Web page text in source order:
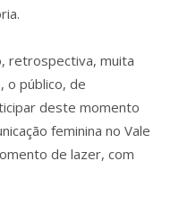
retrospectiva, muita
o público, de
deste momento
feminina no Vale
de lazer, com